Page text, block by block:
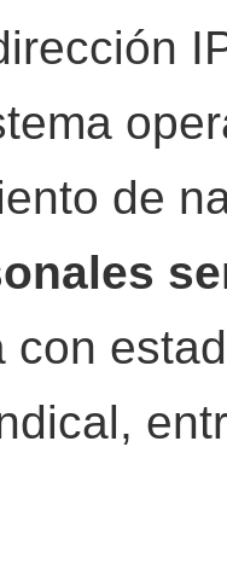
de
con